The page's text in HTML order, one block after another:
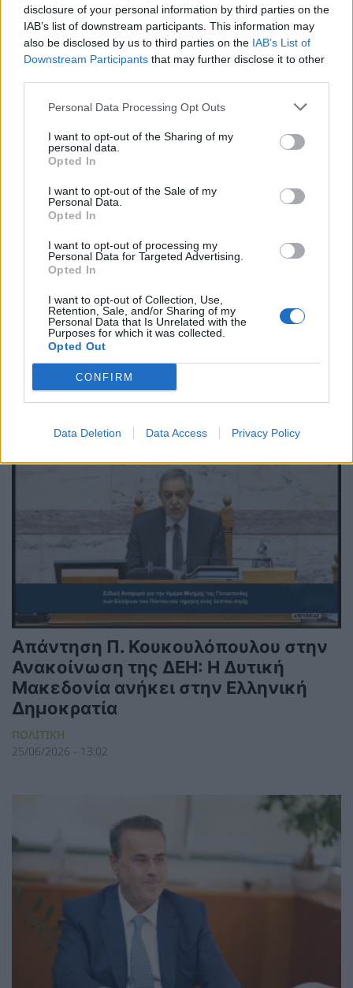
disclosure of your personal information by third parties on the
IAB’s list of downstream participants. This information may
also be disclosed by us to third parties on the IAB’s List of
Downstream Participants that may further disclose it to other
Personal Data Processing Opt Outs
I want to opt-out of the Sharing of my
personal data.
Opted In
I want to opt-out of the Sale of my
Personal Data.
Opted In
I want to opt-out of processing my
Personal Data for Targeted Advertising.
Opted In
I want to opt-out of Collection, Use,
Retention, Sale, and/or Sharing of my
Personal Data that Is Unrelated with the
Purposes for which it was collected.
Opted Out
CONFIRM
Data Deletion Data Access Privacy Policy
ΠΟΛΙΤΙΚΗ
25/06/2026 - 14:53
Στ. Παπασταύρου: Καταδικάζουμε
την προσπάθεια της Τουρκίας να
αποκλείσει την Κύπρο από τις
άτυπες προπαρασκευαστικές
διαδικασίες της COP31
25/06/2026 - 14:13
Απάντηση Π. Κουκουλόπουλου στην
Ανακοίνωση της ΔΕΗ: Η Δυτική
Μακεδονία ανήκει στην Ελληνική
Δημοκρατία
ΠΟΛΙΤΙΚΗ
25/06/2026 - 13:02